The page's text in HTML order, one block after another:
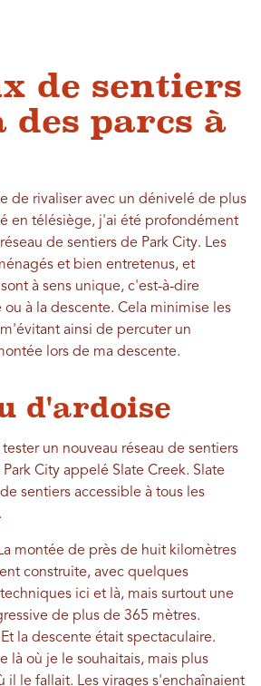
de sentiers
des parcs à
de rivaliser avec un dénivelé de plus
en télésiège, j'ai été profondément
de sentiers de Park City. Les
et bien entretenus, et
à sens unique, c'est-à-dire
ou à la descente. Cela minimise les
ainsi de percuter un
lors de ma descente.
d'ardoise
un nouveau réseau de sentiers
City appelé Slate Creek. Slate
sentiers accessible à tous les
montée de près de huit kilomètres
construite, avec quelques
ici et là, mais surtout une
de plus de 365 mètres.
Et la descente était spectaculaire.
là où je le souhaitais, mais plus
il le fallait. Les virages s'enchaînaient